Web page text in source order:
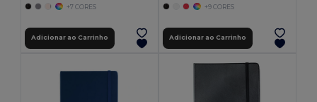
+7 CORES
Adicionar ao Carrinho
+9 CORES
Adicionar ao Carrinho